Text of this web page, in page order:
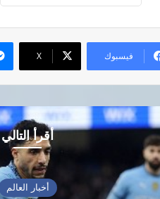
فيسبوك ‫X
أقرأ التالي
أخبار العالم